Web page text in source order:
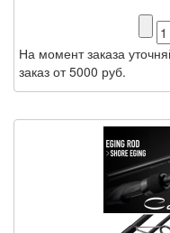
На момент заказа
заказ от 5000 руб.